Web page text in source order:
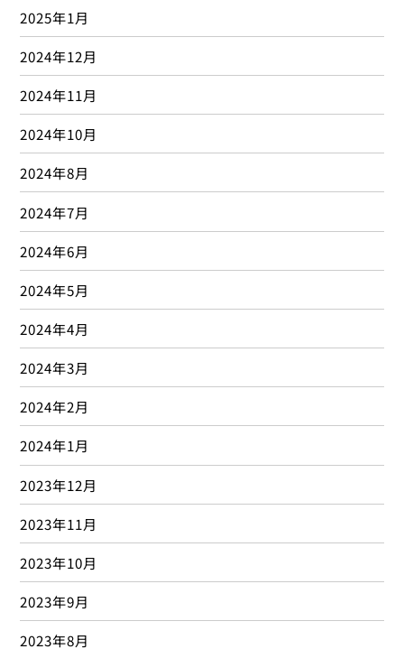
2025年1月
2024年12月
2024年11月
2024年10月
2024年8月
2024年7月
2024年6月
2024年5月
2024年4月
2024年3月
2024年2月
2024年1月
2023年12月
2023年11月
2023年10月
2023年9月
2023年8月